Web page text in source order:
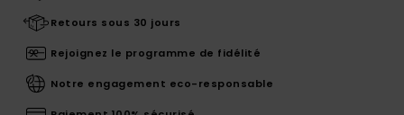
Retours sous 30 jours
Rejoignez le programme de fidélité
Notre engagement eco-responsable